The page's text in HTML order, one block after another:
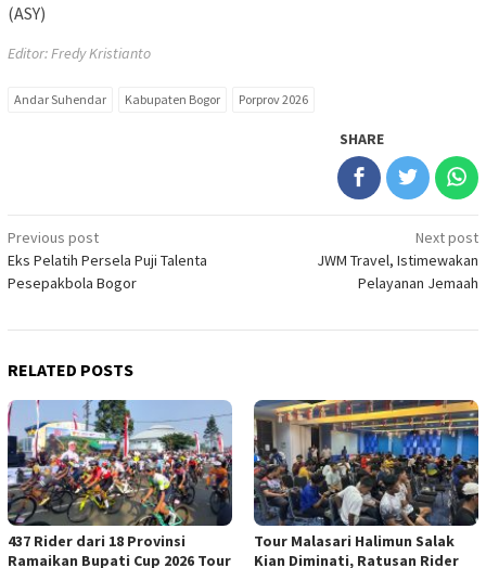
(ASY)
Editor: Fredy Kristianto
Andar Suhendar Kabupaten Bogor Porprov 2026
SHARE
Post
navigation
Previous post
Eks Pelatih Persela Puji Talenta
Pesepakbola Bogor
Next post
JWM Travel, Istimewakan
Pelayanan Jemaah
RELATED POSTS
437 Rider dari 18 Provinsi
Ramaikan Bupati Cup 2026 Tour
Tour Malasari Halimun Salak
Kian Diminati, Ratusan Rider